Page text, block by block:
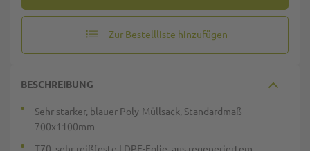
Zur Bestellliste hinzufügen
BESCHREIBUNG
Sehr starker, blauer Poly-Müllsack, Standardmaß
700x1100mm
T70, sehr reißfeste LDPE-Folie, aus regeneriertem